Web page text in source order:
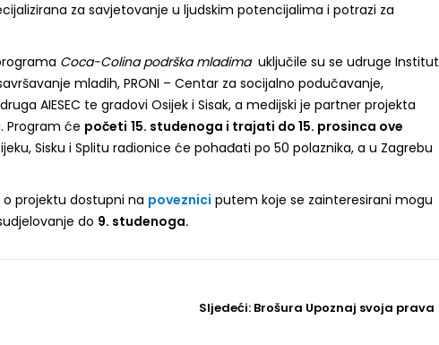
za savjetovanje u ljudskim potencijalima i potrazi za
Coca-Colina podrška mladimauključile su se udruge Institut
mladih, PRONI – Centar za socijalno podučavanje,
AIESEC te gradovi Osijek i Sisak, a medijski je partner projekta
Program će početi 15. studenoga i trajati do 15. prosinca ove
Sisku i Splitu radionice će pohađati po 50 polaznika, a u Zagrebu
o projektu dostupni na poveznici putem koje se zainteresirani mogu
do 9. studenoga.
Sljedeći: Sljedeći
Brošura Upoznaj svoja prava